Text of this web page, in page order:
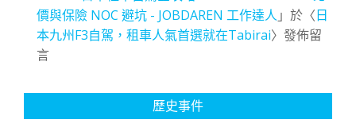
價與保險 NOC 避坑 - JOBDAREN 工作達人 」於〈日
本九州F3自駕，租車人氣首選就在Tabirai〉發佈留
言
歷史事件